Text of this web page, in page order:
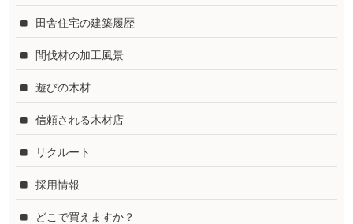
田舎住宅の建築履歴
間伐材の加工風景
遊びの木材
信頼される木材店
リクルート
採用情報
どこで買えますか？